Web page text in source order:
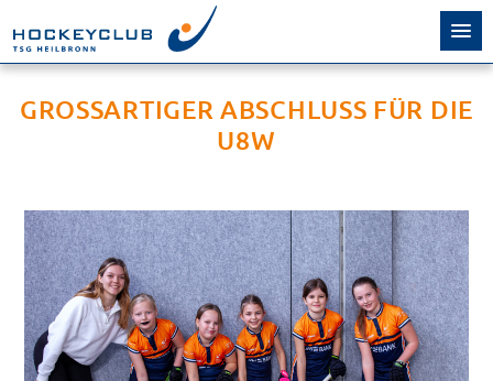
GROSSARTIGER ABSCHLUSS FÜR DIE U
8W